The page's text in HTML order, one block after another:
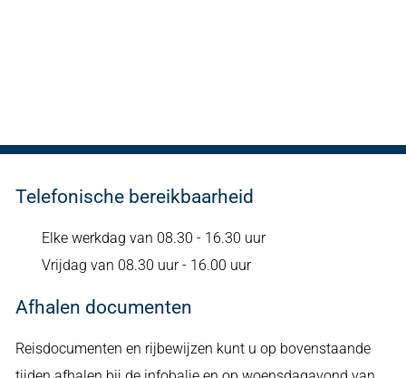
Telefonische bereikbaarheid
Elke werkdag van 08.30 - 16.30 uur
Vrijdag van 08.30 uur - 16.00 uur
Afhalen documenten
Reisdocumenten en rijbewijzen kunt u op bovenstaande